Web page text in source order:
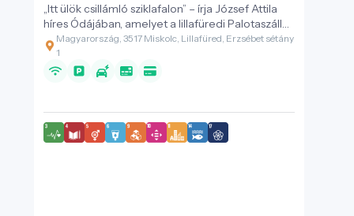
„Itt ülök csillámló sziklafalon” – írja József Attila
híres Ódájában, amelyet a lillafüredi Palotaszálló
ihletett.
Magyarország, 3517 Miskolc, Lillafüred, Erzsébet sétány
1